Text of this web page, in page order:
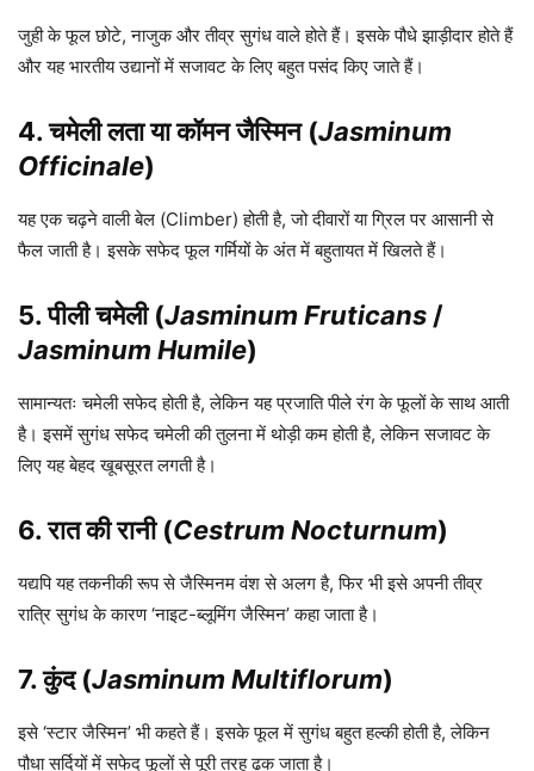
जुही के फूल छोटे, नाजुक और तीव्र सुगंध वाले होते हैं। इसके पौधे झाड़ीदार होते हैं
और यह भारतीय उद्यानों में सजावट के लिए बहुत पसंद किए जाते हैं।
4. चमेली लता या कॉमन जैस्मिन (Jasminum
Officinale)
यह एक चढ़ने वाली बेल (Climber) होती है, जो दीवारों या ग्रिल पर आसानी से
फैल जाती है। इसके सफेद फूल गर्मियों के अंत में बहुतायत में खिलते हैं।
5. पीली चमेली (Jasminum Fruticans /
Jasminum Humile)
सामान्यतः चमेली सफेद होती है, लेकिन यह प्रजाति पीले रंग के फूलों के साथ आती
है। इसमें सुगंध सफेद चमेली की तुलना में थोड़ी कम होती है, लेकिन सजावट के
लिए यह बेहद खूबसूरत लगती है।
6. रात की रानी (Cestrum Nocturnum)
यद्यपि यह तकनीकी रूप से जैस्मिनम वंश से अलग है, फिर भी इसे अपनी तीव्र
रात्रि सुगंध के कारण ‘नाइट-ब्लूमिंग जैस्मिन’ कहा जाता है।
7. कुंद (Jasminum Multiflorum)
इसे ‘स्टार जैस्मिन’ भी कहते हैं। इसके फूल में सुगंध बहुत हल्की होती है, लेकिन
पौधा सर्दियों में सफेद फूलों से पूरी तरह ढक जाता है।